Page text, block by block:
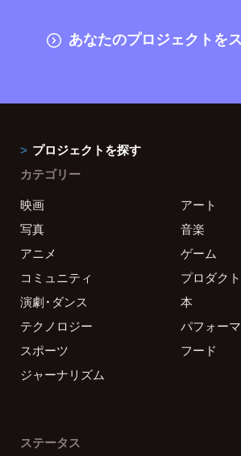
あなたのプロジェクトを
プロジェクトを探す
カテゴリー
映画
アート
写真
音楽
アニメ
ゲーム
コミュニティ
プロダクト
演劇・ダンス
本
テクノロジー
パフォー
スポーツ
フード
ジャーナリズム
ステータス